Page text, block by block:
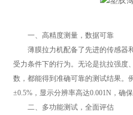
一、高精度测量，数据可靠
薄膜拉力机配备了先进的传感器
受力条件下的行为。无论是抗拉强度
数，都能得到准确可靠的测试结果。
±0.5%，显示分辨率高达0.001N，确
二、多功能测试，全面评估